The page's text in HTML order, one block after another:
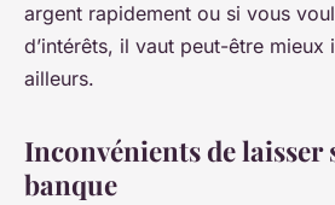
argent rapidement ou si vous
d’intérêts, il vaut peut-être
ailleurs.
Inconvénients de laisser
banque